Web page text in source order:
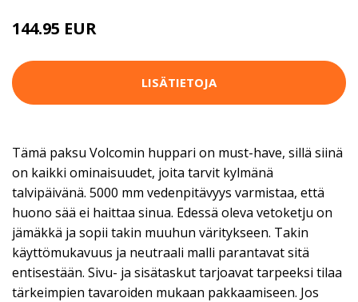
144.95 EUR
LISÄTIETOJA
Tämä paksu Volcomin huppari on must-have, sillä siinä
on kaikki ominaisuudet, joita tarvit kylmänä
talvipäivänä. 5000 mm vedenpitävyys varmistaa, että
huono sää ei haittaa sinua. Edessä oleva vetoketju on
jämäkkä ja sopii takin muuhun väritykseen. Takin
käyttömukavuus ja neutraali malli parantavat sitä
entisestään. Sivu- ja sisätaskut tarjoavat tarpeeksi tilaa
tärkeimpien tavaroiden mukaan pakkaamiseen. Jos